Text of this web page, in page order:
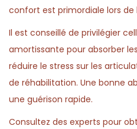
confort est primordiale lors de
Il est conseillé de privilégier
amortissante pour absorber
réduire le stress sur les
de réhabilitation. Une bonne
une guérison rapide.
Consultez des experts pour